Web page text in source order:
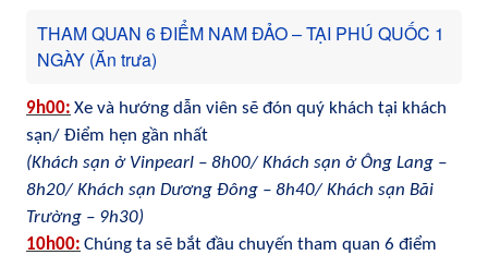
THAM QUAN 6 ĐIỂM NAM ĐẢO – TẠI PHÚ QUỐC 1
NGÀY (Ăn trưa)
9h00: Xe và hướng dẫn viên sẽ đón quý khách tại khách
sạn/ Điểm hẹn gần nhất
(Khách sạn ở Vinpearl – 8h00/ Khách sạn ở Ông Lang –
8h20/ Khách sạn Dương Đông – 8h40/ Khách sạn Bãi
Trường – 9h30)
10h00: Chúng ta sẽ bắt đầu chuyến tham quan 6 điểm